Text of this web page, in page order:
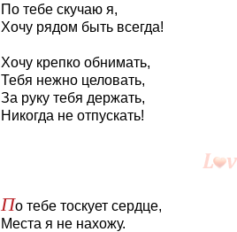
По тебе скучаю я,
Хочу рядом быть всегда!
Хочу крепко обнимать,
Тебя нежно целовать,
За руку тебя держать,
Никогда не отпускать!
По тебе тоскует сердце,
Места я не нахожу.